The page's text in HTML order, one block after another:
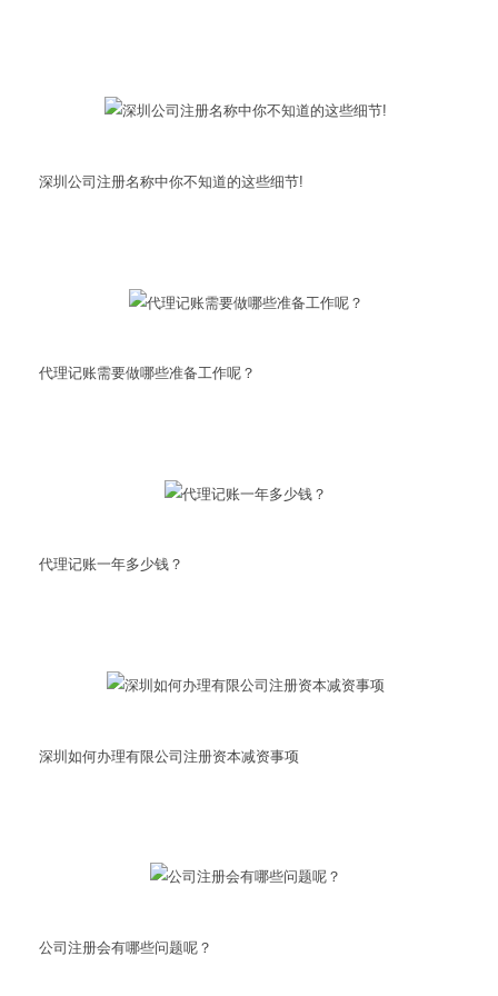
深圳公司注册名称中你不知道的这些细节!
代理记账需要做哪些准备工作呢？
代理记账一年多少钱？
深圳如何办理有限公司注册资本减资事项
公司注册会有哪些问题呢？